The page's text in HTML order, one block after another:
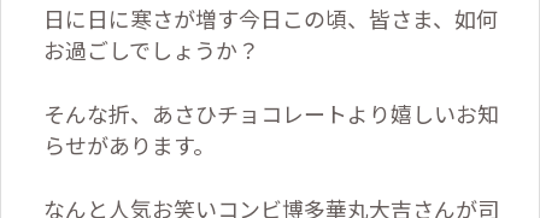
日に日に寒さが増す今日この頃、皆さま、如何
お過ごしでしょうか？
そんな折、あさひチョコレートより嬉しいお知
らせがあります。
なんと人気お笑いコンビ博多華丸大吉さんが司